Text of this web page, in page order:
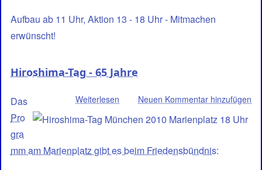
Aufbau ab 11 Uhr, Aktion 13 - 18 Uhr - Mitmachen
erwünscht!
Hiroshima-Tag - 65 Jahre
Weiterlesen
Hiroshima-
65
Neuen Kommentar hinzufügen
Das
Pro
gra
mm am Marienplatz gibt es beim Friedensbündnis: